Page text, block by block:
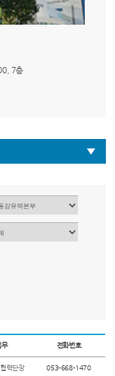
7층
무 전화번호
력단장 053-668-1470